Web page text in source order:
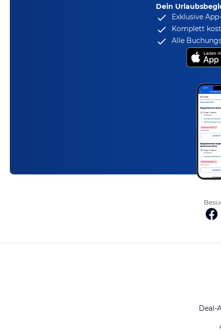
Dein
Exklusive
Komplett
Alle
Deal-